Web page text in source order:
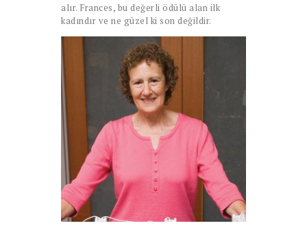
alır. Frances, bu değerli ödülü alan ilk
kadındır ve ne güzel ki son değildir.